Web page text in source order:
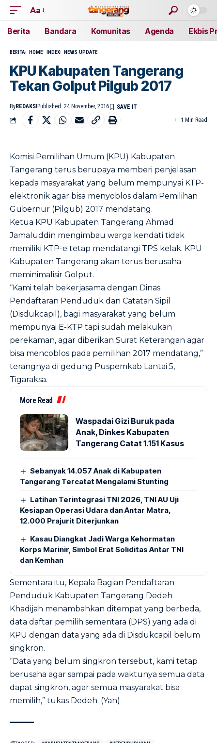
Aa
Berita Bandara Komunitas Agenda Ekbis
BERITA HOME INDEX NEWS UPDATE
KPU Kabupaten Tangerang
Tekan Golput Pilgub 2017
ByREDAKSI Published: 24 November, 2016
1 Min Read
Komisi Pemilihan Umum (KPU) Kabupaten
Tangerang terus berupaya memberi penjelasan
kepada masyarakat yang belum mempunyai KTP-
elektronik agar bisa menyoblos dalam Pemilihan
Gubernur (Pilgub) 2017 mendatang.
Ketua KPU Kabupaten Tangerang Ahmad
Jamaluddin mengimbau warga kendati tidak
memiliki KTP-e tetap mendatangi TPS kelak. KPU
Kabupaten Tangerang akan terus berusaha
meminimalisir Golput.
“Kami telah bekerjasama dengan Dinas
Pendaftaran Penduduk dan Catatan Sipil
(Disdukcapil), bagi masyarakat yang belum
mempunyai E-KTP tapi sudah melakukan
perekaman, agar diberikan Surat Keterangan agar
bisa mencoblos pada pemilihan 2017 mendatang,”
terangnya di gedung Puspemkab Lantai 5,
Tigaraksa.
More Read
Waspadai Gizi Buruk pada
Anak, Dinkes Kabupaten
Tangerang Catat 1.151 Kasus
Sebanyak 14.057 Anak di Kabupaten
Tangerang Tercatat Mengalami Stunting
Latihan Terintegrasi TNI 2026, TNI AU Uji
Kesiapan Operasi Udara dan Antar Matra,
12.000 Prajurit Diterjunkan
Kasau Diangkat Jadi Warga Kehormatan
Korps Marinir, Simbol Erat Soliditas Antar TNI
dan Kemhan
Sementara itu, Kepala Bagian Pendaftaran
Penduduk Kabupaten Tangerang Dedeh
Khadijah menambahkan ditempat yang berbeda,
data daftar pemilih sementara (DPS) yang ada di
KPU dengan data yang ada di Disdukcapil belum
singkron.
“Data yang belum singkron tersebut, kami tetap
berusaha agar sampai pada waktunya semua data
dapat singkron, agar semua masyarakat bisa
memilih,” tukas Dedeh. (Yan)